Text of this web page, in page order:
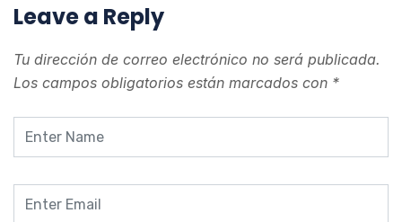
Leave a Reply
Tu dirección de correo electrónico no será publicada.
Los campos obligatorios están marcados con *